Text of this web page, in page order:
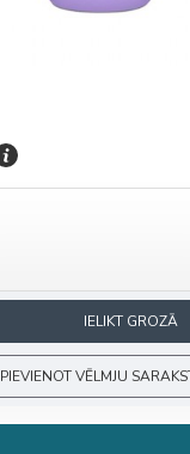
IELIKT GROZĀ
PIEVIENOT VĒLMJU